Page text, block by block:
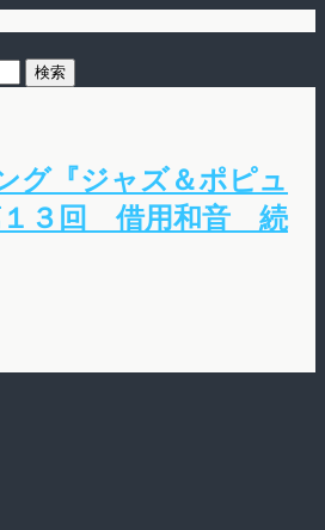
グ『ジャズ＆ポピュ
１３回 借用和音 続